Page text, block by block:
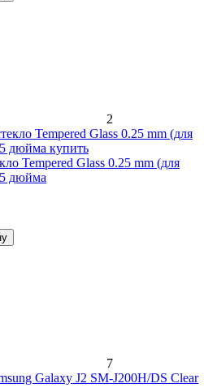
2
Tempered Glass 0.25 mm (для
дюйма
7